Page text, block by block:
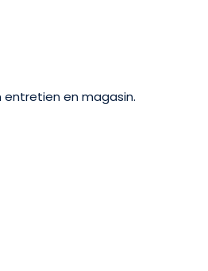
en magasin.